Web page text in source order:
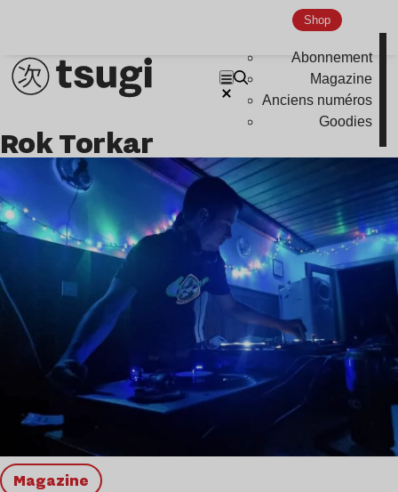
Shop
Abonnement
Magazine
Anciens numéros
Goodies
Rok Torkar
magazine